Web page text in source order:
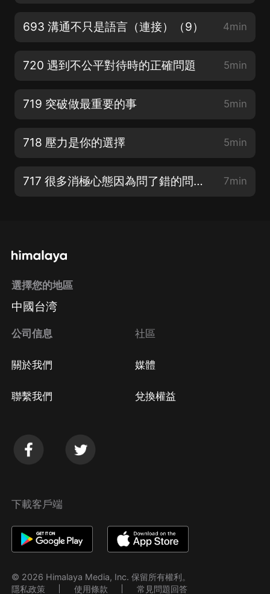
693 溝通不只是語言（連接）（9） 4min
720 遇到不公平對待時的正確問題 5min
719 突破做最重要的事 5min
718 壓力是你的選擇 5min
717 很多消極心態因為問了錯的問題！ 7min
選擇您的地區
中國台湾
公司信息
關於我們
聯繫我們
社區
媒體
兌換權益
下載客戶端
© 2026 Himalaya Media, Inc. 保留所有權利。
隱私政策
使用條款 常見問題回答